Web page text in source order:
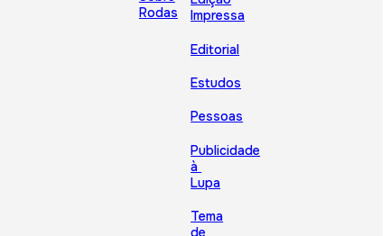
Rodas
Impressa
Editorial
Estudos
Pessoas
Publicidade
à
Lupa
Tema
de